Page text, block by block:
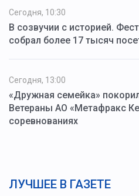
Сегодня, 10:30
В созвучии с историей.
собрал более 17 тысяч
Сегодня, 13:00
«Дружная семейка»
Ветераны АО «Метафракс
соревнованиях
ЛУЧШЕЕ В ГАЗЕТЕ